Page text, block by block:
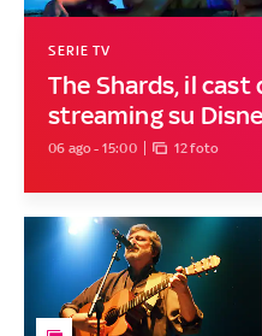
The Shards, il cast
streaming su
SERIE TV
06 ago - 15:00 12 foto